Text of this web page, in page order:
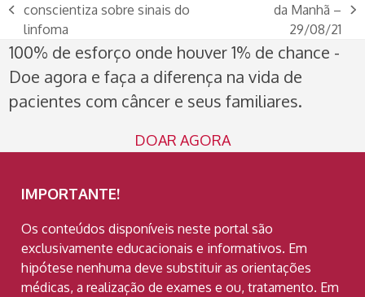
previous
post:
conscientiza sobre sinais do
linfoma
da Manhã –
29/08/21
100% de esforço onde houver 1% de chance -
Doe agora e faça a diferença na vida de
pacientes com câncer e seus familiares.
DOAR AGORA
IMPORTANTE!
Os conteúdos disponíveis neste portal são
exclusivamente educacionais e informativos. Em
hipótese nenhuma deve substituir as orientações
médicas, a realização de exames e ou, tratamento. Em